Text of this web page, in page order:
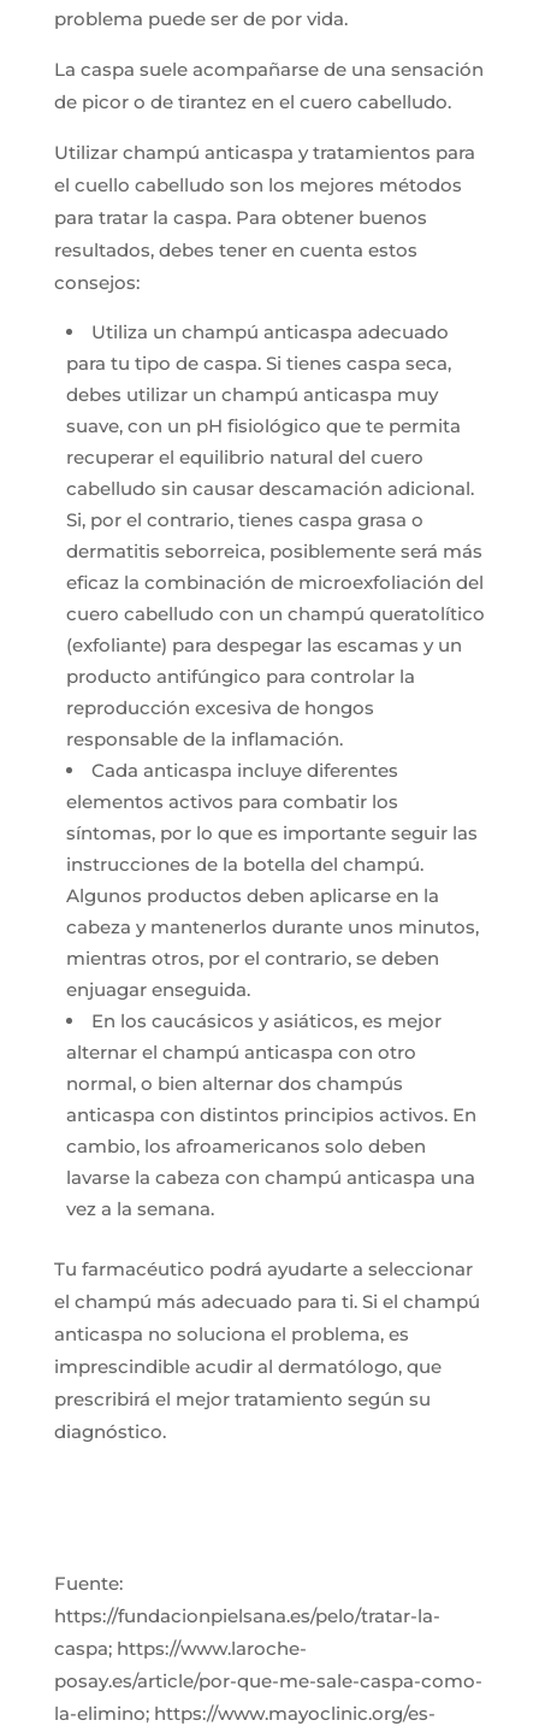
problema puede ser de por vida.
La caspa suele acompañarse de una sensación
de picor o de tirantez en el cuero cabelludo.
Utilizar champú anticaspa y tratamientos para
el cuello cabelludo son los mejores métodos
para tratar la caspa. Para obtener buenos
resultados, debes tener en cuenta estos
consejos:
Utiliza un champú anticaspa adecuado
para tu tipo de caspa. Si tienes caspa seca,
debes utilizar un champú anticaspa muy
suave, con un pH fisiológico que te permita
recuperar el equilibrio natural del cuero
cabelludo sin causar descamación adicional.
Si, por el contrario, tienes caspa grasa o
dermatitis seborreica, posiblemente será más
eficaz la combinación de microexfoliación del
cuero cabelludo con un champú queratolítico
(exfoliante) para despegar las escamas y un
producto antifúngico para controlar la
reproducción excesiva de hongos
responsable de la inflamación.
Cada anticaspa incluye diferentes
elementos activos para combatir los
síntomas, por lo que es importante seguir las
instrucciones de la botella del champú.
Algunos productos deben aplicarse en la
cabeza y mantenerlos durante unos minutos,
mientras otros, por el contrario, se deben
enjuagar enseguida.
En los caucásicos y asiáticos, es mejor
alternar el champú anticaspa con otro
normal, o bien alternar dos champús
anticaspa con distintos principios activos. En
cambio, los afroamericanos solo deben
lavarse la cabeza con champú anticaspa una
vez a la semana.
Tu farmacéutico podrá ayudarte a seleccionar
el champú más adecuado para ti. Si el champú
anticaspa no soluciona el problema, es
imprescindible acudir al dermatólogo, que
prescribirá el mejor tratamiento según su
diagnóstico.
Fuente:
https://fundacionpielsana.es/pelo/tratar-la-
caspa; https://www.laroche-
posay.es/article/por-que-me-sale-caspa-como-
la-elimino; https://www.mayoclinic.org/es-